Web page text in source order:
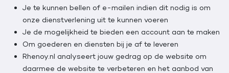
Je te kunnen bellen of e-mailen indien dit nodig is om
onze dienstverlening uit te kunnen voeren
Je de mogelijkheid te bieden een account aan te maken
Om goederen en diensten bij je af te leveren
Rhenoy.nl analyseert jouw gedrag op de website om
daarmee de website te verbeteren en het aanbod van